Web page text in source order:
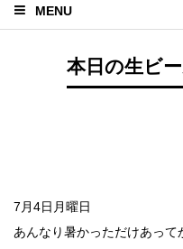
MENU
本日の生ビ
7月4日月曜日
あんなり暑かっただけあっ